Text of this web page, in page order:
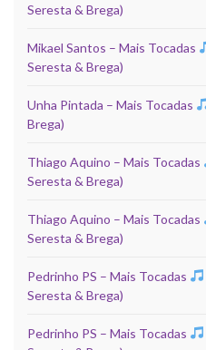
Seresta & Brega)
Mikael Santos – Mais Tocadas
Seresta & Brega)
Unha Pintada – Mais Tocadas
Brega)
Thiago Aquino – Mais Tocadas
Seresta & Brega)
Thiago Aquino – Mais Tocadas
Seresta & Brega)
Pedrinho PS – Mais Tocadas
Seresta & Brega)
Pedrinho PS – Mais Tocadas